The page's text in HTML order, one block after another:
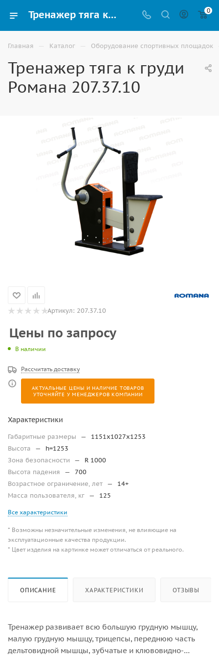
Тренажер тяга к груди Романа 207.37.10 купить в Волжском | выгодные цены 0
Главная — Каталог — Оборудование спортивных площадок
Тренажер тяга к груди
Романа 207.37.10
Артикул: 207.37.10
Цены по запросу
В наличии
Рассчитать доставку
АКТУАЛЬНЫЕ ЦЕНЫ И НАЛИЧИЕ ТОВАРОВ
УТОЧНЯЙТЕ У МЕНЕДЖЕРОВ КОМПАНИИ
Характеристики
Габаритные размеры —
1151х1027х1253
Высота
—
h=1253
Зона безопасности
—
R 1000
Высота падения
—
700
Возрастное ограничение, лет —
14+
Масса пользователя, кг — 125
Все характеристики
* Возможны незначительные изменения, не влияющие на
эксплуатационные качества продукции.
* Цвет изделия на картинке может отличаться от реального.
ОПИСАНИЕ ХАРАКТЕРИСТИКИ ОТЗЫВЫ
Тренажер развивает всю большую грудную мышцу,
малую грудную мышцу, трицепсы, переднюю часть
дельтовидной мышцы, зубчатые и клювовидно-